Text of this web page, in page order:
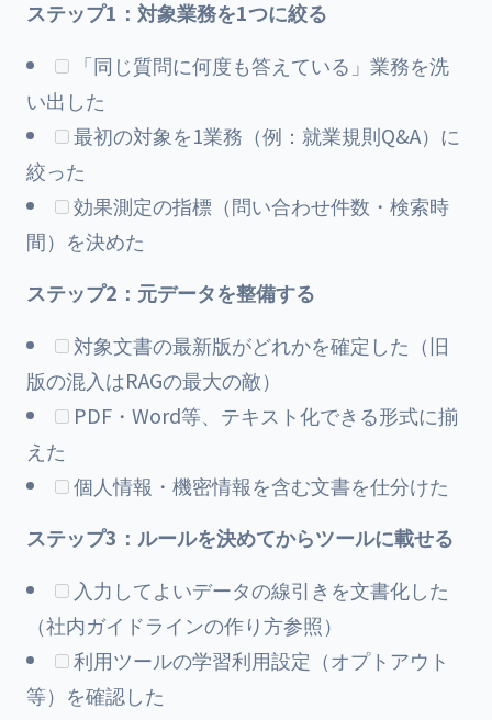
ステップ1：対象業務を1つに絞る
「同じ質問に何度も答えている」業務を洗
い出した
最初の対象を1業務（例：就業規則Q&A）に
絞った
効果測定の指標（問い合わせ件数・検索時
間）を決めた
ステップ2：元データを整備する
対象文書の最新版がどれかを確定した（旧
版の混入はRAGの最大の敵）
PDF・Word等、テキスト化できる形式に揃
えた
個人情報・機密情報を含む文書を仕分けた
ステップ3：ルールを決めてからツールに載せる
入力してよいデータの線引きを文書化した
（社内ガイドラインの作り方参照）
利用ツールの学習利用設定（オプトアウト
等）を確認した